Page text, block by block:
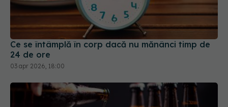
Ce se întâmplă în corp dacă nu mănânci timp de
24 de ore
03 apr 2026, 18:00